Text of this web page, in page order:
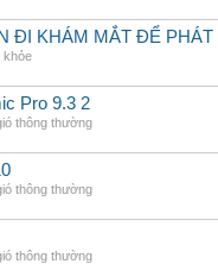
ĐI KHÁM MẮT ĐỂ
khỏe
Pro 9.3 2
thông thường
thông thường
thông thường